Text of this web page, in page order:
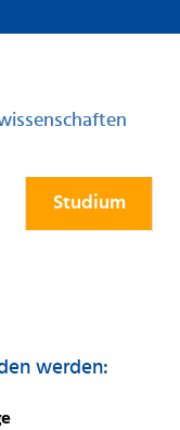
Studium
werden: